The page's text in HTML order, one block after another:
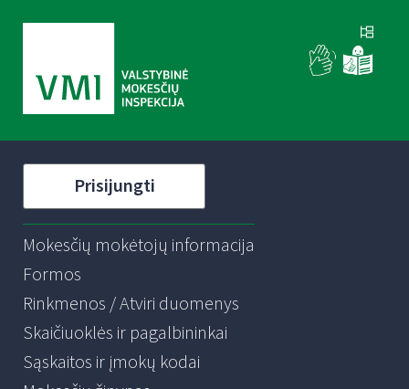
Prisijungti
Mokesčių mokėtojų informacija
Formos
Rinkmenos / Atviri duomenys
Skaičiuoklės ir pagalbininkai
Sąskaitos ir įmokų kodai